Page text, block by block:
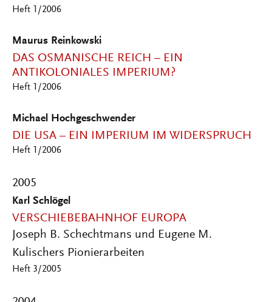
Heft 1/2006
Maurus Reinkowski
DAS OSMANISCHE REICH – EIN
ANTIKOLONIALES IMPERIUM?
Heft 1/2006
Michael Hochgeschwender
DIE USA – EIN IMPERIUM IM WIDERSPRUCH
Heft 1/2006
2005
Karl Schlögel
VERSCHIEBEBAHNHOF EUROPA
Joseph B. Schechtmans und Eugene M.
Kulischers Pionierarbeiten
Heft 3/2005